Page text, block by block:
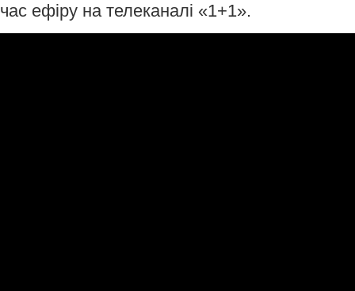
час ефіру на телеканалі «1+1».